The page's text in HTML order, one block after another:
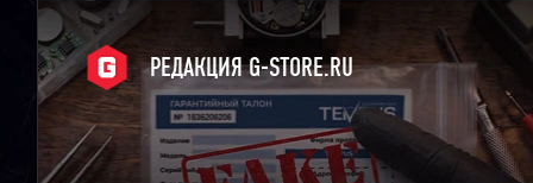
РЕДАКЦИЯ G-STORE.RU